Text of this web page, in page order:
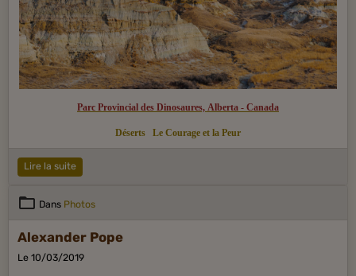
Parc Provincial des Dinosaures, Alberta - Canada
Déserts Le Courage et la Peur
Lire la suite
Dans Photos
Alexander Pope
Le 10/03/2019